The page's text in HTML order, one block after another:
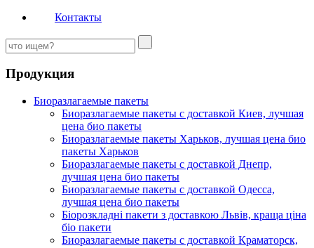
Контакты
Продукция
Биоразлагаемые пакеты
Биоразлагаемые пакеты с доставкой Киев, лучшая
цена био пакеты
Биоразлагаемые пакеты Харьков, лучшая цена био
пакеты Харьков
Биоразлагаемые пакеты с доставкой Днепр,
лучшая цена био пакеты
Биоразлагаемые пакеты с доставкой Одесса,
лучшая цена био пакеты
Біорозкладні пакети з доставкою Львів, краща ціна
біо пакети
Биоразлагаемые пакеты с доставкой Краматорск,